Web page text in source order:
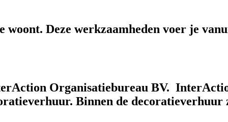
Deze werkzaamheden voer je
Organisatiebureau BV.
Binnen de